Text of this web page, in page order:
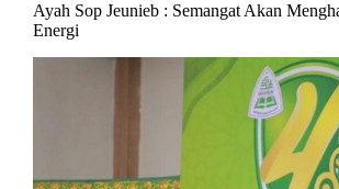
Ayah Sop Jeunieb : Semangat Akan
Energi